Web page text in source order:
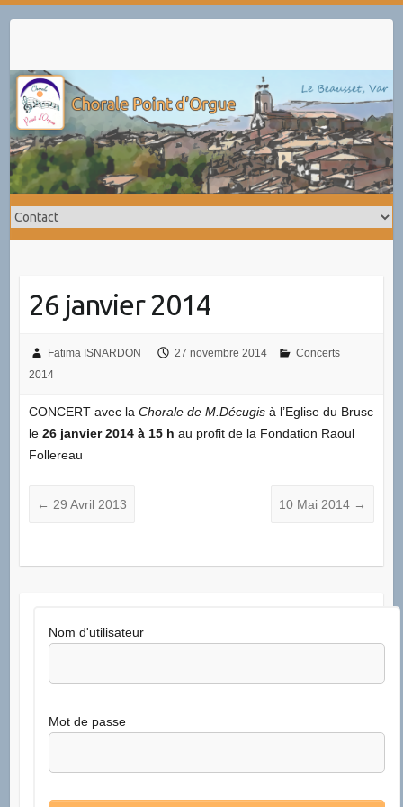
26 janvier 2014
Fatima ISNARDON 27 novembre 2014
Concerts
2014
CONCERT avec la Chorale de M.Décugisà l’Eglise du Brusc
le 26 janvier 2014 à 15 h au profit de la Fondation Raoul
Follereau
← 29 Avril 2013 10 Mai 2014 →
Nom d'utilisateur
Mot de passe